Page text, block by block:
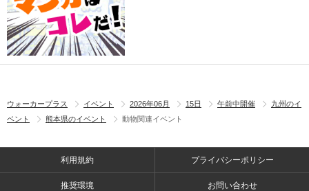
ウォーカープラス イベント 2026年06月 15日 午前中開催
九州のイ
ベント
熊本県のイベント 動物関連イベント
利用規約 プライバシーポリシー
推奨環境 お問い合わせ